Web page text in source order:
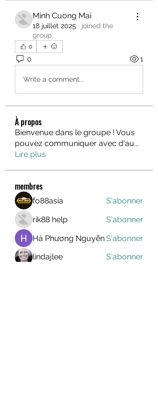
Minh Cuong Mai
18 juillet 2025 · joined the
group.
0
0 1
Write a comment...
À propos
Bienvenue dans le groupe ! Vous
pouvez communiquer avec d'au...
Lire plus
membres
fo88asia
S'abonner
rik88 help
S'abonner
Hà Phương NguyễnS'abonner
lindajlee
S'abonner